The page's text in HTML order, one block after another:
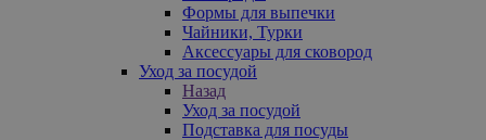
Формы для выпечки
Чайники, Турки
Аксессуары для сковород
Уход за посудой
Назад
Уход за посудой
Подставка для посуды